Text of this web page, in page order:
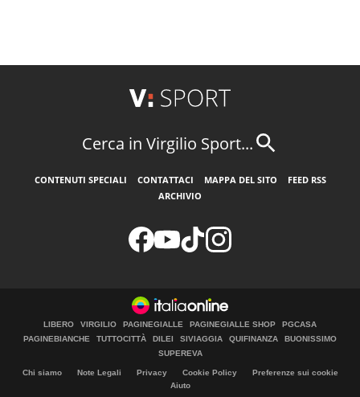
Cerca in Virgilio Sport...
CONTENUTI SPECIALI CONTATTACI MAPPA DEL SITO
FEED RSS
ARCHIVIO
LIBERO VIRGILIO PAGINEGIALLE PAGINEGIALLE SHOP
PGCASA
PAGINEBIANCHE
TUTTOCITTÀ DILEI SIVIAGGIA QUIFINANZA
BUONISSIMO
SUPEREVA
Chi siamo Note Legali Privacy Cookie Policy
Preferenze sui cookie
Aiuto